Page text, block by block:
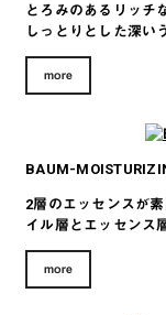
とろみのあるリッチ
しっとりとした深い
more
BAUM-
2層のエッセンスが
イル層とエッセンス
more